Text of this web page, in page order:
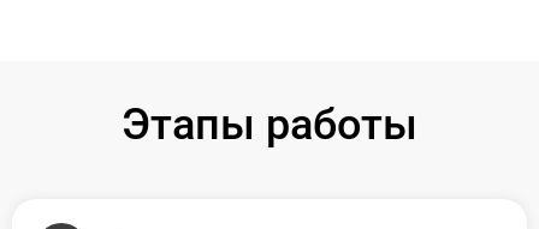
Этапы работы